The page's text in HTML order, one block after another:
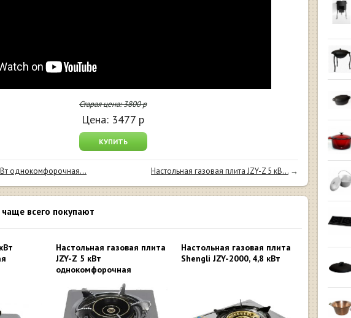
Старая цена:3800р
Цена: 3477 р
КУПИТЬ
однокомфорочная... Настольная газовая плита JZY-Z 5 кВ... →
всего покупают
Настольная газовая плита
JZY-Z 5 кВт
однокомфорочная
Настольная газовая плита
Shengli JZY-2000, 4,8 кВт